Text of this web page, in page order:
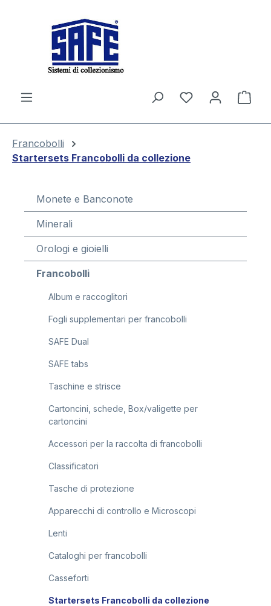
Il
Francobolli
Startersets Francobolli da collezione
Monete e Banconote
Minerali
Orologi e gioielli
Francobolli
Album e raccoglitori
Fogli supplementari per francobolli
SAFE Dual
SAFE tabs
Taschine e strisce
Cartoncini, schede, Box/valigette per
cartoncini
Accessori per la raccolta di francobolli
Classificatori
Tasche di protezione
Apparecchi di controllo e Microscopi
Lenti
Cataloghi per francobolli
Casseforti
Startersets Francobolli da collezione